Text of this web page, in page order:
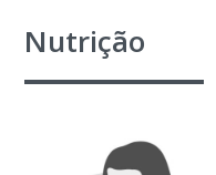
Nutrição